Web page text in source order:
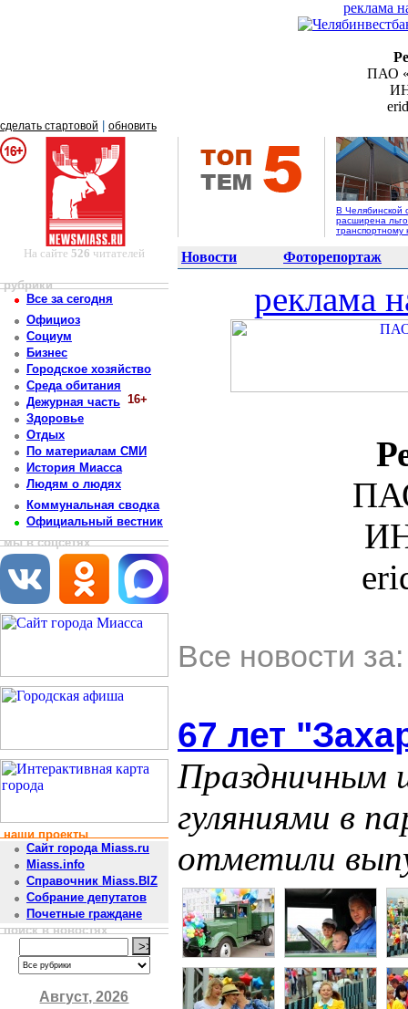
реклама
ПАО
сделать стартовой обновить
В Челябинской
расширена
транспортному
На сайте 526 читателей Новости Фоторепортаж
рубрики
Все за сегодня
Официоз
Социум
Бизнес
Городское хозяйство
Среда обитания
Дежурная часть 16+
Здоровье
Отдых
По материалам СМИ
История Миасса
Людям о людях
Коммунальная сводка
Официальный вестник
мы в соцсетях
наши проекты
Сайт города Miass.ru
Miass.info
Справочник Miass.BIZ
Собрание депутатов
Почетные граждане
поиск в новостях
Август, 2026
реклама
Все новости
67 лет
Праздничным
гуляниями в
отметили